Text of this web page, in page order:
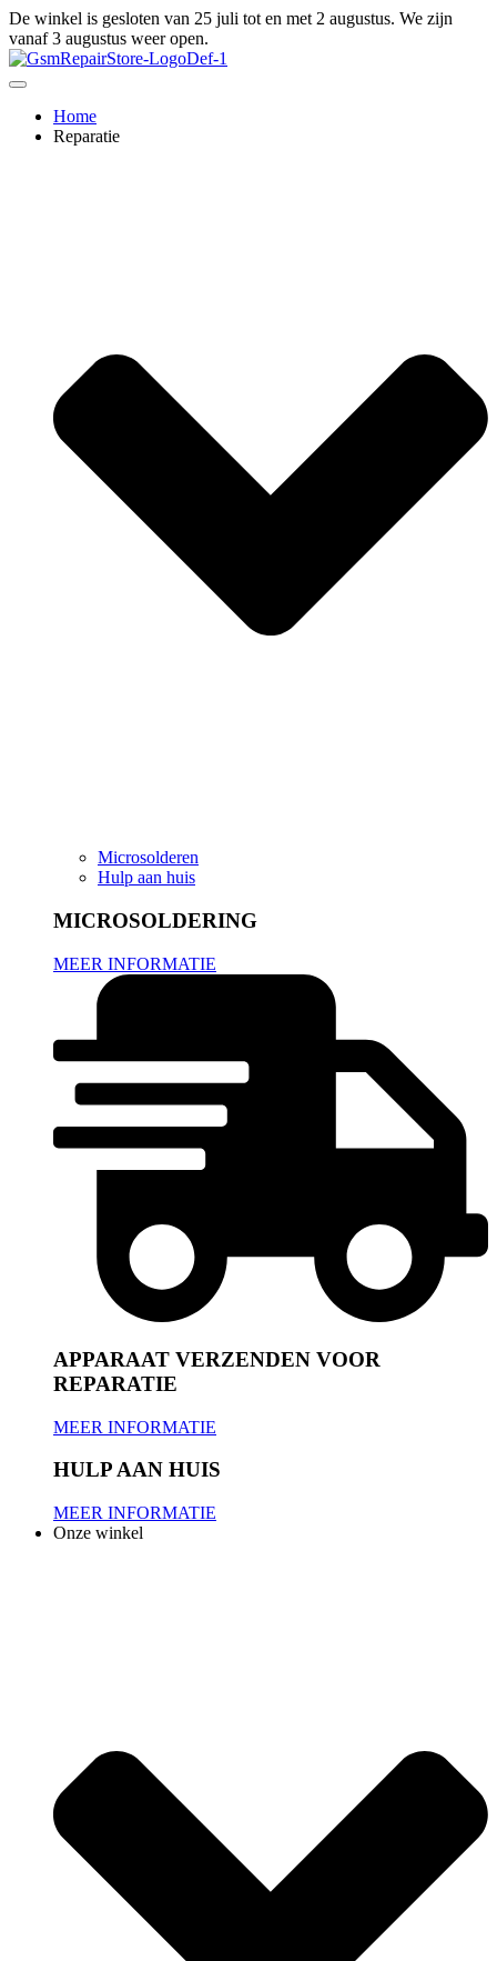
Ga
naar
de
inhoud
De winkel is gesloten van 25 juli tot en met 2 augustus. We zijn
vanaf 3 augustus weer open.
Home
Reparatie
Microsolderen
Hulp aan huis
MICROSOLDERING
MEER INFORMATIE
APPARAAT VERZENDEN VOOR
REPARATIE
MEER INFORMATIE
HULP AAN HUIS
MEER INFORMATIE
Onze winkel